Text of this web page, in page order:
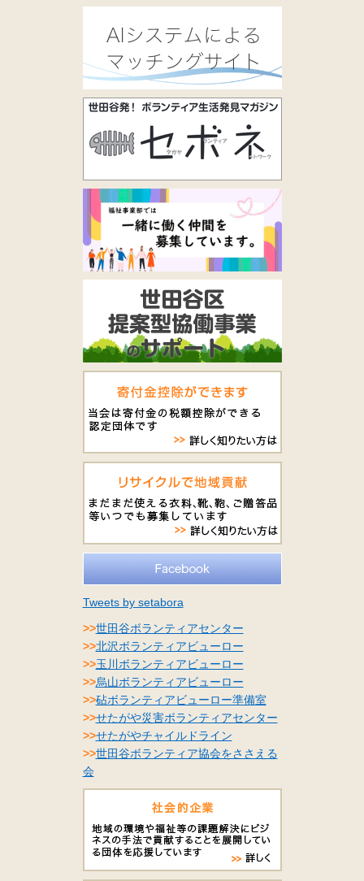
Tweets by setabora
>>世田谷ボランティアセンター
>>北沢ボランティアビューロー
>>玉川ボランティアビューロー
>>烏山ボランティアビューロー
>>砧ボランティアビューロー準備室
>>せたがや災害ボランティアセンター
>>せたがやチャイルドライン
>>世田谷ボランティア協会をささえる
会